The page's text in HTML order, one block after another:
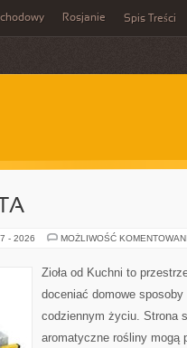
Rosjanie Spis Treści
- 2026 MOŻLIWOŚĆ
Zioła od Kuchni to
doceniać domowe
codziennym życiu. Strona
aromatyczne rośliny mogą